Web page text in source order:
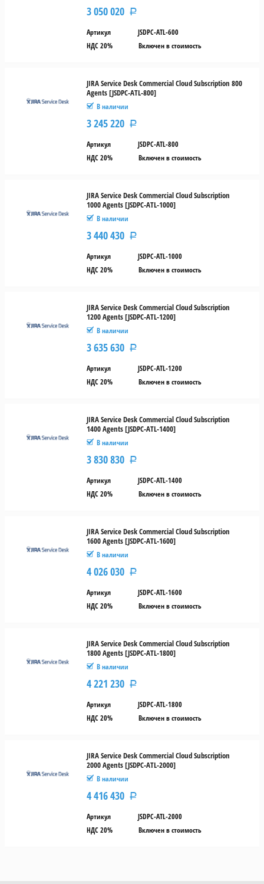
3 050 020 Р
Артикул
JSDPC-ATL-600
НДС 20%
Включен в стоимость
JIRA Service Desk Commercial Cloud Subscription 800
Agents [JSDPC-ATL-800]
В наличии
3 245 220 Р
Артикул
JSDPC-ATL-800
НДС 20%
Включен в стоимость
JIRA Service Desk Commercial Cloud Subscription
1000 Agents [JSDPC-ATL-1000]
В наличии
3 440 430 Р
Артикул
JSDPC-ATL-1000
НДС 20%
Включен в стоимость
JIRA Service Desk Commercial Cloud Subscription
1200 Agents [JSDPC-ATL-1200]
В наличии
3 635 630 Р
Артикул
JSDPC-ATL-1200
НДС 20%
Включен в стоимость
JIRA Service Desk Commercial Cloud Subscription
1400 Agents [JSDPC-ATL-1400]
В наличии
3 830 830 Р
Артикул
JSDPC-ATL-1400
НДС 20%
Включен в стоимость
JIRA Service Desk Commercial Cloud Subscription
1600 Agents [JSDPC-ATL-1600]
В наличии
4 026 030 Р
Артикул
JSDPC-ATL-1600
НДС 20%
Включен в стоимость
JIRA Service Desk Commercial Cloud Subscription
1800 Agents [JSDPC-ATL-1800]
В наличии
4 221 230 Р
Артикул
JSDPC-ATL-1800
НДС 20%
Включен в стоимость
JIRA Service Desk Commercial Cloud Subscription
2000 Agents [JSDPC-ATL-2000]
В наличии
4 416 430 Р
Артикул
JSDPC-ATL-2000
НДС 20%
Включен в стоимость